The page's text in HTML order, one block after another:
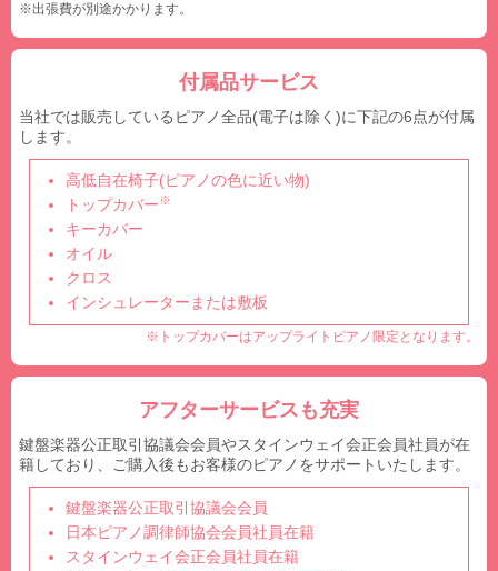
※出張費が別途かかります。
付属品サービス
当社では販売しているピアノ全品(電子は除く)に下記の6点が付属
します。
高低自在椅子(ピアノの色に近い物)
トップカバー※
キーカバー
オイル
クロス
インシュレーターまたは敷板
※トップカバーはアップライトピアノ限定となります。
アフターサービスも充実
鍵盤楽器公正取引協議会会員やスタインウェイ会正会員社員が在
籍しており、ご購入後もお客様のピアノをサポートいたします。
鍵盤楽器公正取引協議会会員
日本ピアノ調律師協会会員社員在籍
スタインウェイ会正会員社員在籍